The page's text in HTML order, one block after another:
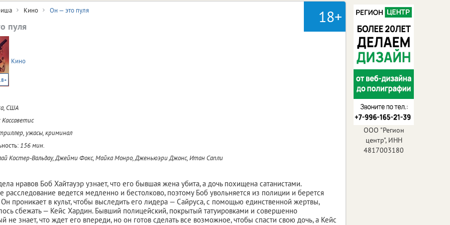
18+
Кино Он — это пуля
пуля
Кино
США
ужасы, криминал
156 мин.
Костер-Вальдау, Джейми Фокс, Майка Монро, Дженьюэри Джонс, Итан Сапли
нравов Боб Хайтауэр узнает, что его бывшая жена убита, а дочь похищена сатанистами.
расследование ведется медленно и бестолково, поэтому Боб увольняется из полиции и берется
проникает в культ, чтобы выследить его лидера — Сайруса, с помощью единственной жертвы,
сбежать — Кейс Хардин. Бывший полицейский, покрытый татуировками и совершенно
не знает, что ждет его впереди, но он готов сделать все возможное, чтобы спасти свою дочь, а Кейс
ООО "Регион
центр", ИНН
4817003180